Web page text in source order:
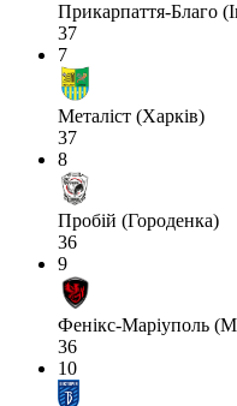
Прикарпаття-Благо
37
7
Металіст (Харків)
37
8
Пробій (Городенка)
36
9
Фенікс-Маріуполь
36
10